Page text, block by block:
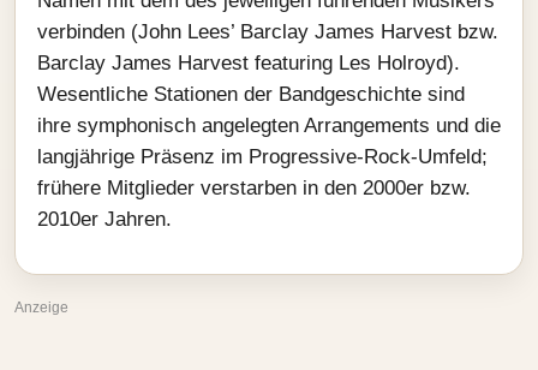
verbinden (John Lees’ Barclay James Harvest bzw.
Barclay James Harvest featuring Les Holroyd).
Wesentliche Stationen der Bandgeschichte sind
ihre symphonisch angelegten Arrangements und die
langjährige Präsenz im Progressive-Rock-Umfeld;
frühere Mitglieder verstarben in den 2000er bzw.
2010er Jahren.
Anzeige